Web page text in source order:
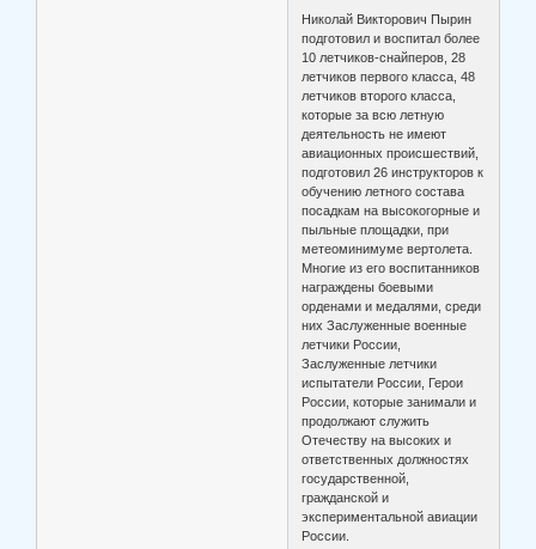
Николай Викторович Пырин
подготовил и воспитал более
10 летчиков-снайперов, 28
летчиков первого класса, 48
летчиков второго класса,
которые за всю летную
деятельность не имеют
авиационных происшествий,
подготовил 26 инструкторов к
обучению летного состава
посадкам на высокогорные и
пыльные площадки, при
метеоминимуме вертолета.
Многие из его воспитанников
награждены боевыми
орденами и медалями, среди
них Заслуженные военные
летчики России,
Заслуженные летчики
испытатели России, Герои
России, которые занимали и
продолжают служить
Отечеству на высоких и
ответственных должностях
государственной,
гражданской и
экспериментальной авиации
России.